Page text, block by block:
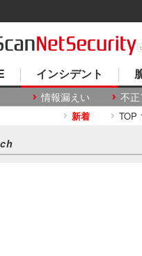
インシデント
情報漏えい 不
新着 TOP